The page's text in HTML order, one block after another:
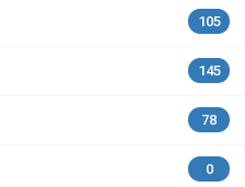
105
145
78
0